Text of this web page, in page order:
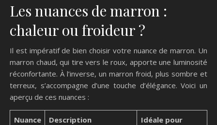
Les nuances de marron :
chaleur ou froideur ?
Il est impératif de bien choisir votre nuance de marron. Un
marron chaud, qui tire vers le roux, apporte une luminosité
réconfortante. À l’inverse, un marron froid, plus sombre et
terreux, s’accompagne d’une touche d’élégance. Voici un
aperçu de ces nuances :
Nuance Description Idéale pour